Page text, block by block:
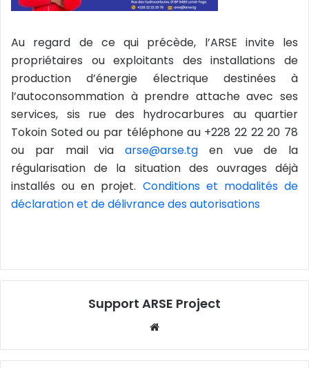
Au regard de ce qui précède, l’ARSE invite les
propriétaires ou exploitants des installations de
production d’énergie électrique destinées à
l’autoconsommation à prendre attache avec ses
services, sis rue des hydrocarbures au quartier
Tokoin Soted ou par téléphone au +228 22 22 20 78
ou par mail via arse@arse.tg en vue de la
régularisation de la situation des ouvrages déjà
installés ou en projet. Conditions et modalités de
déclaration et de délivrance des autorisations
Support ARSE Project
sit